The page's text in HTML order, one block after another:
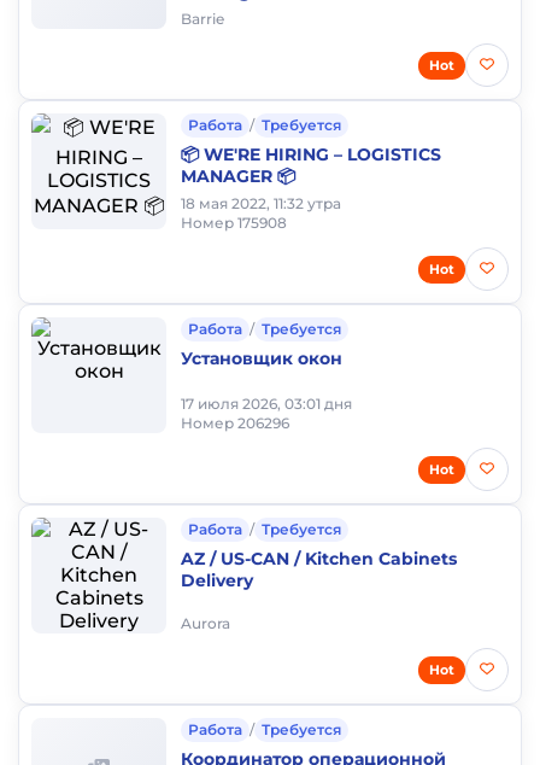
Barrie
Hot
Работа / Требуется
📦 WE'RE HIRING – LOGISTICS
MANAGER 📦
18 мая 2022, 11:32 утра
Номер 175908
Hot
Работа / Требуется
Установщик окон
17 июля 2026, 03:01 дня
Номер 206296
Hot
Работа / Требуется
AZ / US-CAN / Kitchen Cabinets
Delivery
Aurora
Hot
Работа / Требуется
Координатор операционной